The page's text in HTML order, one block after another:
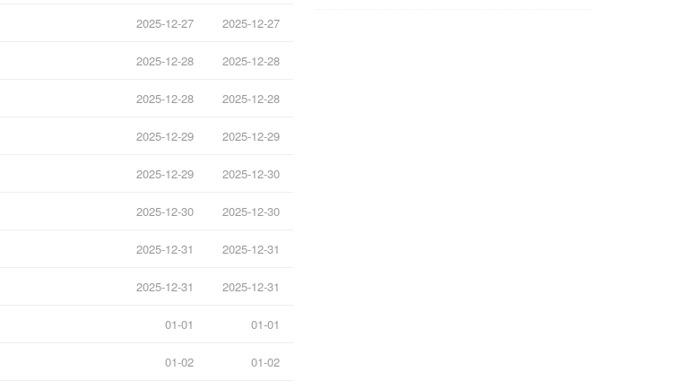
2025-12-27 2025-12-27
2025-12-28 2025-12-28
2025-12-28 2025-12-28
2025-12-29 2025-12-29
2025-12-29 2025-12-30
2025-12-30 2025-12-30
2025-12-31 2025-12-31
2025-12-31 2025-12-31
01-01 01-01
01-02 01-02